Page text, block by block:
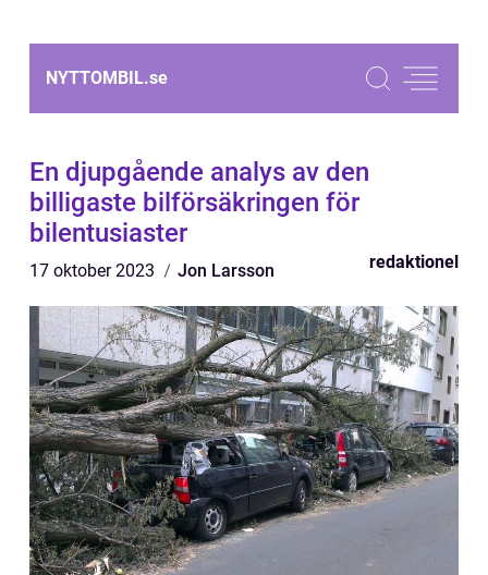
NYTTOMBIL.se
En djupgående analys av den
billigaste bilförsäkringen för
bilentusiaster
17 oktober 2023 Jon Larsson redaktionel